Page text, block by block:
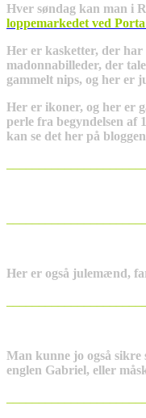
Hver søndag kan man i
loppemarkedet ved
Her er kasketter, der
madonnabilleder, der
gammelt nips, og her er
Her er ikoner, og her er
perle fra begyndelsen af
kan se det her på
Her er også julemænd,
Man kunne jo også
englen Gabriel, eller